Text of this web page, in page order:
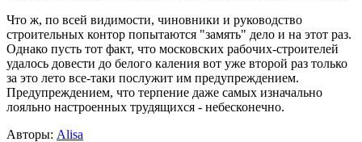
Что ж, по всей видимости, чиновники и руководство
строительных контор попытаются "замять" дело и на этот раз.
Однако пусть тот факт, что московских рабочих-строителей
удалось довести до белого каления вот уже второй раз только
за это лето все-таки послужит им предупреждением.
Предупреждением, что терпение даже самых изначально
лояльно настроенных трудящихся - небесконечно.
Авторы: Alisa